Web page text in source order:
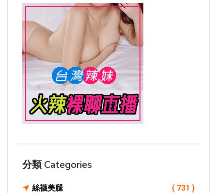
分類 Categories
絲襪美腿 ( 731 )